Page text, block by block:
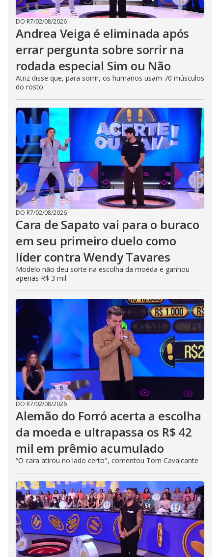
DO R7/02/08/2026
Andrea Veiga é eliminada após
errar pergunta sobre sorrir na
rodada especial Sim ou Não
Atriz disse que, para sorrir, os humanos usam 70 músculos
do rosto
DO R7/02/08/2026
Cara de Sapato vai para o buraco
em seu primeiro duelo como
líder contra Wendy Tavares
Modelo não deu sorte na escolha da moeda e ganhou
apenas R$ 3 mil
DO R7/02/08/2026
Alemão do Forró acerta a escolha
da moeda e ultrapassa os R$ 42
mil em prêmio acumulado
“O cara atirou no lado certo", comentou Tom Cavalcante